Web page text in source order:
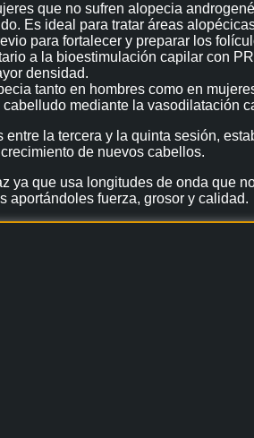
que no sufren alopecia
Es ideal para tratar áreas
para fortalecer y preparar los
a la bioestimulación capilar con
densidad.
tanto en hombres como en
mediante la vasodilatación
entre la tercera y la quinta sesión,
de nuevos cabellos.
ya que usa longitudes de onda que
aportándoles fuerza, grosor y calidad.